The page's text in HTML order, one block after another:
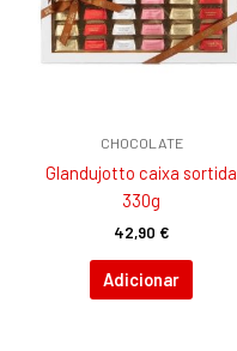
CHOCOLATE
GIandujotto caixa sortida
330g
42,90 €
Adicionar